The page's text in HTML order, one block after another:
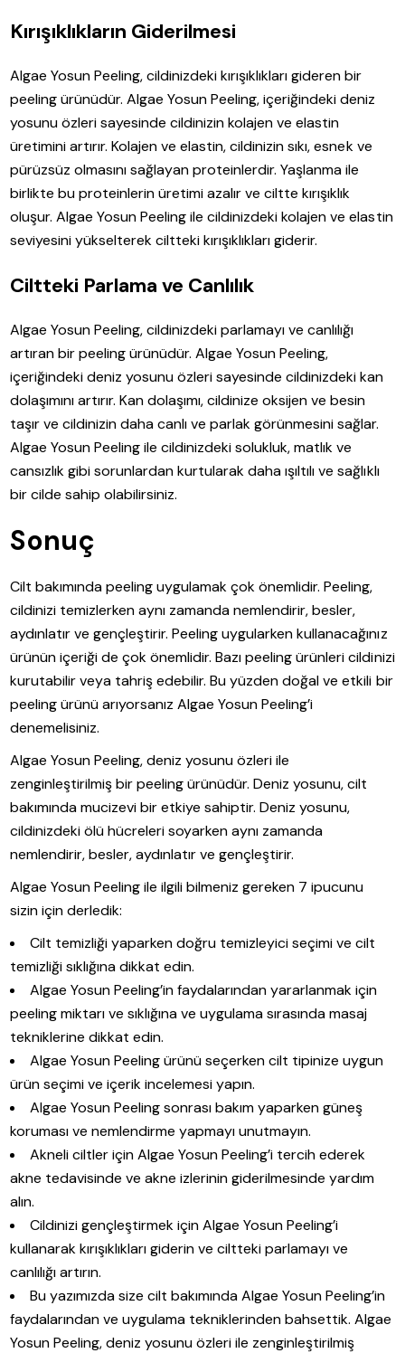
Kırışıklıkların Giderilmesi
Algae Yosun Peeling, cildinizdeki kırışıklıkları gideren bir
peeling ürünüdür. Algae Yosun Peeling, içeriğindeki deniz
yosunu özleri sayesinde cildinizin kolajen ve elastin
üretimini artırır. Kolajen ve elastin, cildinizin sıkı, esnek ve
pürüzsüz olmasını sağlayan proteinlerdir. Yaşlanma ile
birlikte bu proteinlerin üretimi azalır ve ciltte kırışıklık
oluşur. Algae Yosun Peeling ile cildinizdeki kolajen ve elastin
seviyesini yükselterek ciltteki kırışıklıkları giderir.
Ciltteki Parlama ve Canlılık
Algae Yosun Peeling, cildinizdeki parlamayı ve canlılığı
artıran bir peeling ürünüdür. Algae Yosun Peeling,
içeriğindeki deniz yosunu özleri sayesinde cildinizdeki kan
dolaşımını artırır. Kan dolaşımı, cildinize oksijen ve besin
taşır ve cildinizin daha canlı ve parlak görünmesini sağlar.
Algae Yosun Peeling ile cildinizdeki solukluk, matlık ve
cansızlık gibi sorunlardan kurtularak daha ışıltılı ve sağlıklı
bir cilde sahip olabilirsiniz.
Sonuç
Cilt bakımında peeling uygulamak çok önemlidir. Peeling,
cildinizi temizlerken aynı zamanda nemlendirir, besler,
aydınlatır ve gençleştirir. Peeling uygularken kullanacağınız
ürünün içeriği de çok önemlidir. Bazı peeling ürünleri cildinizi
kurutabilir veya tahriş edebilir. Bu yüzden doğal ve etkili bir
peeling ürünü arıyorsanız Algae Yosun Peeling’i
denemelisiniz.
Algae Yosun Peeling, deniz yosunu özleri ile
zenginleştirilmiş bir peeling ürünüdür. Deniz yosunu, cilt
bakımında mucizevi bir etkiye sahiptir. Deniz yosunu,
cildinizdeki ölü hücreleri soyarken aynı zamanda
nemlendirir, besler, aydınlatır ve gençleştirir.
Algae Yosun Peeling ile ilgili bilmeniz gereken 7 ipucunu
sizin için derledik:
Cilt temizliği yaparken doğru temizleyici seçimi ve cilt
temizliği sıklığına dikkat edin.
Algae Yosun Peeling’in faydalarından yararlanmak için
peeling miktarı ve sıklığına ve uygulama sırasında masaj
tekniklerine dikkat edin.
Algae Yosun Peeling ürünü seçerken cilt tipinize uygun
ürün seçimi ve içerik incelemesi yapın.
Algae Yosun Peeling sonrası bakım yaparken güneş
koruması ve nemlendirme yapmayı unutmayın.
Akneli ciltler için Algae Yosun Peeling’i tercih ederek
akne tedavisinde ve akne izlerinin giderilmesinde yardım
alın.
Cildinizi gençleştirmek için Algae Yosun Peeling’i
kullanarak kırışıklıkları giderin ve ciltteki parlamayı ve
canlılığı artırın.
Bu yazımızda size cilt bakımında Algae Yosun Peeling’in
faydalarından ve uygulama tekniklerinden bahsettik. Algae
Yosun Peeling, deniz yosunu özleri ile zenginleştirilmiş